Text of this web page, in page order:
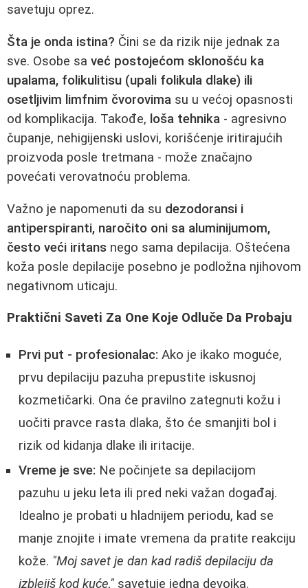
savetuju oprez.
Šta je onda istina? Čini se da rizik nije jednak za
sve. Osobe sa već postojećom sklonošću ka
upalama, folikulitisu (upali folikula dlake) ili
osetljivim limfnim čvorovima su u većoj opasnosti
od komplikacija. Takođe, loša tehnika - agresivno
čupanje, nehigijenski uslovi, korišćenje iritirajućih
proizvoda posle tretmana - može značajno
povećati verovatnoću problema.
Važno je napomenuti da su dezodoransi i
antiperspiranti, naročito oni sa aluminijumom,
često veći iritans nego sama depilacija. Oštećena
koža posle depilacije posebno je podložna njihovom
negativnom uticaju.
Praktični Saveti Za One Koje Odluče Da Probaju
Prvi put - profesionalac: Ako je ikako moguće,
prvu depilaciju pazuha prepustite iskusnoj
kozmetičarki. Ona će pravilno zategnuti kožu i
uočiti pravce rasta dlaka, što će smanjiti bol i
rizik od kidanja dlake ili iritacije.
Vreme je sve: Ne počinjete sa depilacijom
pazuhu u jeku leta ili pred neki važan događaj.
Idealno je probati u hladnijem periodu, kad se
manje znojite i imate vremena da pratite reakciju
kože. "Moj savet je dan kad radiš depilaciju da
izblejiš kod kuće," savetuje jedna devojka.